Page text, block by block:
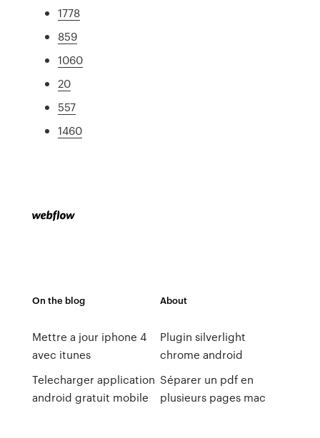
1778
859
1060
20
557
1460
On the blog
Mettre a jour iphone 4
avec itunes
Telecharger application
android gratuit mobile
About
Plugin silverlight
chrome android
Séparer un pdf en
plusieurs pages mac